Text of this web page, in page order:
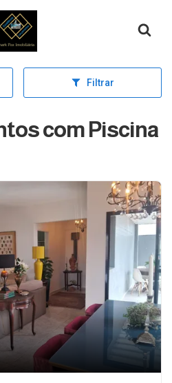
Página inicial
Filtrar
com Piscina